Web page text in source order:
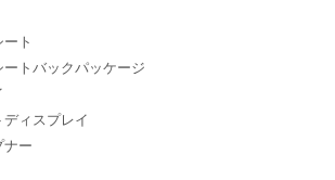
ト
トバックパッケージ
ィスプレイ
ナー